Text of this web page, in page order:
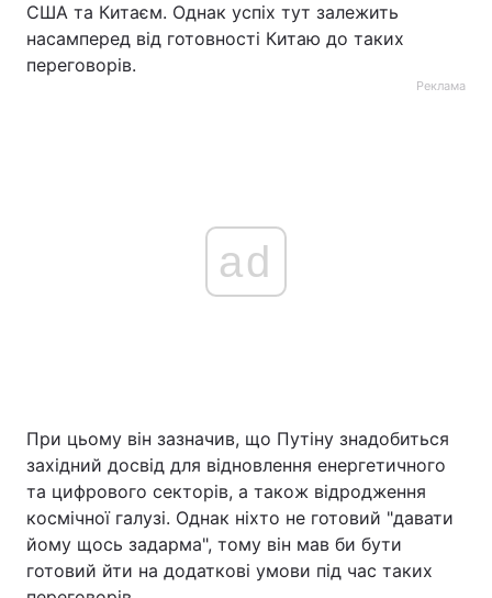
США та Китаєм. Однак успіх тут залежить
насамперед від готовності Китаю до таких
переговорів.
Реклама
ad
При цьому він зазначив, що Путіну знадобиться
західний досвід для відновлення енергетичного
та цифрового секторів, а також відродження
космічної галузі. Однак ніхто не готовий "давати
йому щось задарма", тому він мав би бути
готовий йти на додаткові умови під час таких